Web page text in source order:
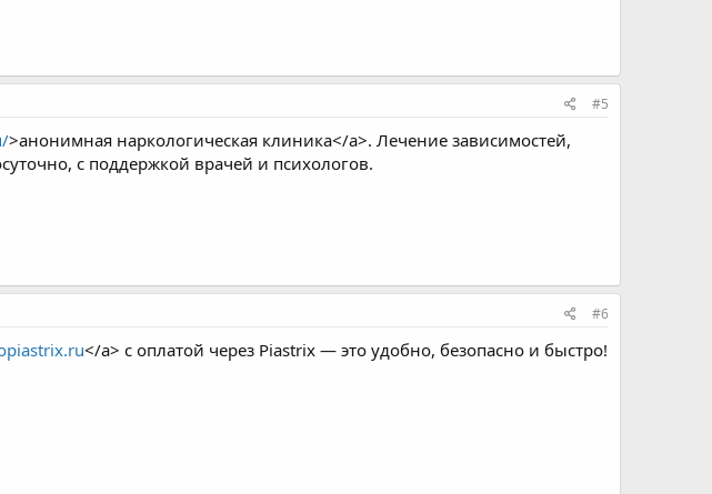
#5
>анонимная наркологическая клиника</a>. Лечение зависимостей,
с поддержкой врачей и психологов.
#6
</a> с оплатой через Piastrix — это удобно, безопасно и быстро!